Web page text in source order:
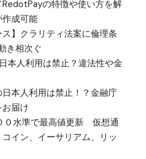
の特徴や使い方を解
成可能
ス】クラリティ法案に倫理条
き相次ぐ
本人利用は禁止？違法性や金
日本人利用は禁止！？金融庁
届け
０水準で最高値更新 仮想通
イン、イーサリアム、リッ